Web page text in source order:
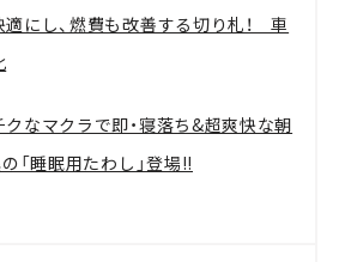
にし、燃費も改善する切り札！ 車
なマクラで即・寝落ち&超爽快な朝
睡眠用たわし」登場!!